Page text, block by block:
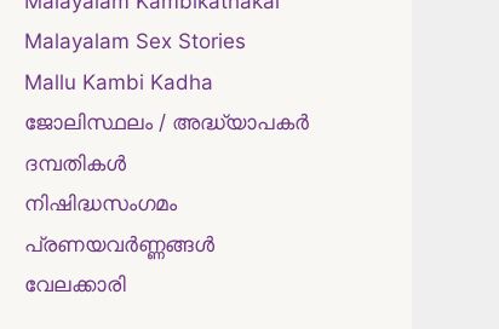
Malayalam Sex Stories
Mallu Kambi Kadha
ജോലിസ്ഥലം / അദ്ധ്യാപകർ
ദമ്പതികള്‍
നിഷിദ്ധസംഗമം
പ്രണയവർണ്ണങ്ങൾ
വേലക്കാരി